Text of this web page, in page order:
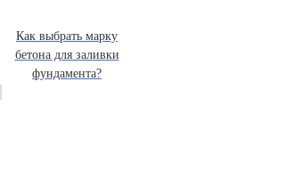
Как выбрать марку
бетона для заливки
фундамента?